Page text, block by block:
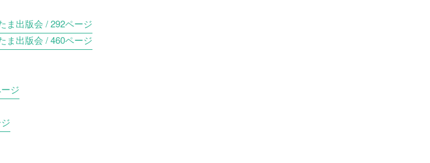
ま出版会 / 292ページ
ま出版会 / 460ページ
ジ